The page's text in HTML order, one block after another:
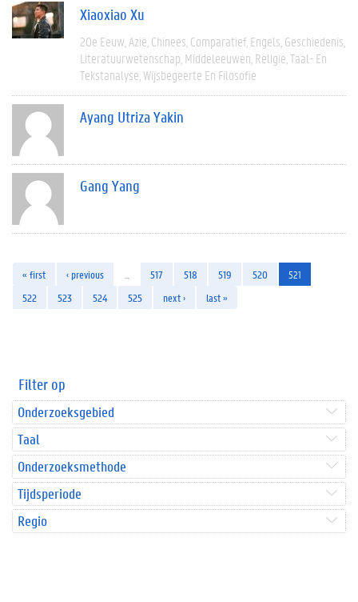
Xiaoxiao Xu
20e Eeuw Azië Chinees Comparatief Engels Geschiedenis
Literatuurwetenschap Middeleeuwen Religie Taal- En
Tekstanalyse Wijsbegeerte En Filosofie
Ayang Utriza Yakin
Gang Yang
« first ‹ previous 517 518 519 520
521
522
523 524 525 next › last »
Filter op
Onderzoeksgebied
Taal
Onderzoeksmethode
Tijdsperiode
Regio